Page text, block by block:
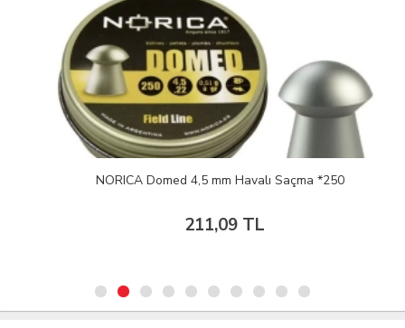
NORICA Domed 4,5 mm Havalı Saçma *250
211,09 TL